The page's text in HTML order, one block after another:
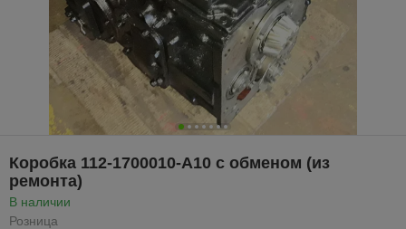
Коробка 112-1700010-A10 с обменом (из
ремонта)
В наличии
Розница